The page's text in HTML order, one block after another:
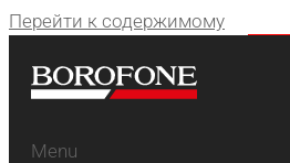
Перейти к содержимому
Menu